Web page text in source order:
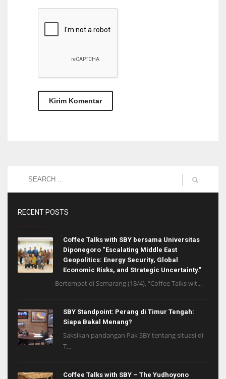
RECENT POSTS
Coffee Talks with SBY bersama Universitas
Diponegoro “Escalating Middle East
Geopolitics: Energy Security, Global
Economic Risks, and Strategic Uncertainty.”
Bertempat di Semarang (18/4), “Coffee Talks wit...
SBY Standpoint: Perang di Timur Tengah:
Siapa Bakal Menang?
Saksikan pandangan Pak SBY tentang situasi di
T...
Coffee Talks with SBY – The Yudhoyono